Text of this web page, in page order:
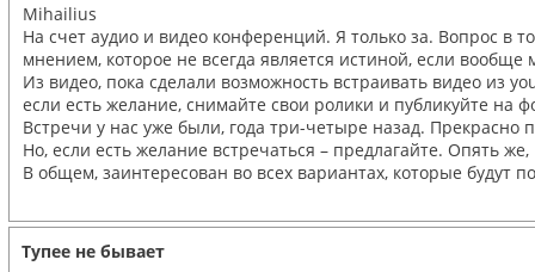
Mihailius
На счет аудио и видео конференций. Я только за. Вопрос в
мнением, которое не всегда является истиной, если вообще
Из видео, пока сделали возможность встраивать видео из
если есть желание, снимайте свои ролики и публикуйте на
Встречи у нас уже были, года три-четыре назад.
Но, если есть желание встречаться – предлагайте. Опять
В общем, заинтересован во всех вариантах, которые
Тупее не бывает